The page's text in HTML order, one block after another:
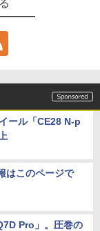
ール「CE28 N-p
はこのページで
Pro」。圧巻の